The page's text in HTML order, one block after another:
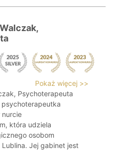
Pokaż więcej >>
Psychoterapeuta
nurcie
która udziela
osobom
Lublina. Jej gabinet jest